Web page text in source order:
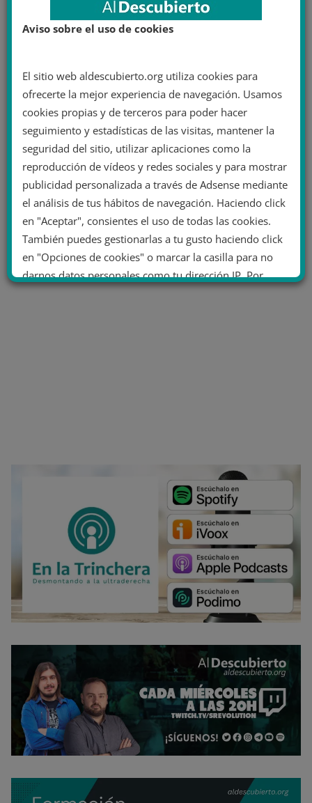
Aviso sobre el uso de cookies
El sitio web aldescubierto.org utiliza cookies para
ofrecerte la mejor experiencia de navegación. Usamos
cookies propias y de terceros para poder hacer
seguimiento y estadísticas de las visitas, mantener la
seguridad del sitio, utilizar aplicaciones como la
reproducción de vídeos y redes sociales y para mostrar
publicidad personalizada a través de Adsense mediante
el análisis de tus hábitos de navegación. Haciendo click
en "Aceptar", consientes el uso de todas las cookies.
También puedes gestionarlas a tu gusto haciendo click
en "Opciones de cookies" o marcar la casilla para no
darnos datos personales como tu dirección IP. Por